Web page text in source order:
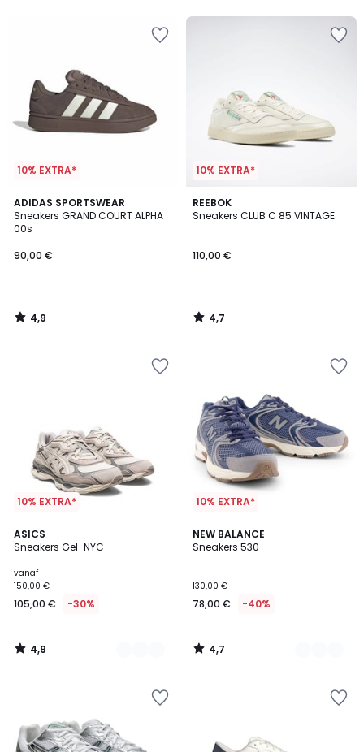
10% EXTRA*
ADIDAS SPORTSWEAR
Sneakers GRAND COURT ALPHA
00s
90,00 €
4,9
/ 5
4,9
/
10% EXTRA*
REEBOK
Sneakers CLUB C 85 VINTAGE
110,00 €
4,7
/ 5
4,7
/
10% EXTRA*
ASICS
Sneakers Gel-NYC
vanaf
150,00 €
105,00 € -30%
4,9
/ 5
2
Kleuren
4,9
/
10% EXTRA*
NEW BALANCE
Sneakers 530
130,00 €
78,00 € -40%
4,7
/ 5
3
Kleuren
4,7
/